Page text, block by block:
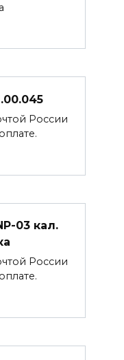
России
03 кал.
России